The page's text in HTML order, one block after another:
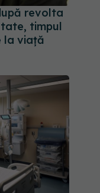
revolta
timpul
la viață